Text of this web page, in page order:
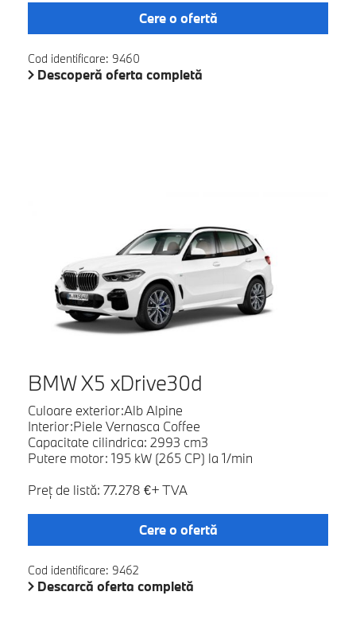
Cere o ofertă
Cod identificare: 9460
Descoperă oferta completă
BMW X5 xDrive30d
Culoare exterior:Alb Alpine
Interior:Piele Vernasca Coffee
Capacitate cilindrica: 2993 cm3
Putere motor: 195 kW (265 CP) la 1/min
Preţ de listă: 77.278 €+ TVA
Cere o ofertă
Cod identificare: 9462
Descarcă oferta completă